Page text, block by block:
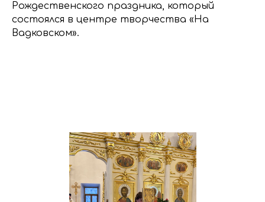
Рождественского праздника, который
состоялся в центре творчества «На
Вадковском».